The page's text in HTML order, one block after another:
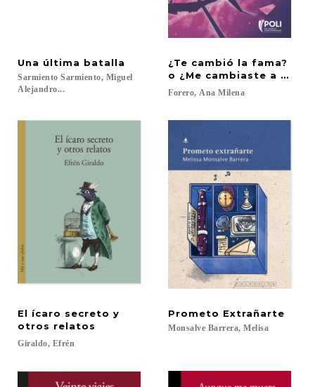
Una última batalla
Sarmiento Sarmiento, Miguel
Alejandro...
¿Te cambió la fama?
o ¿Me cambiaste a mí?
Forero, Ana Milena
El ícaro secreto y
otros relatos
Giraldo, Efrén
Prometo Extrañarte
Monsalve Barrera, Melisa